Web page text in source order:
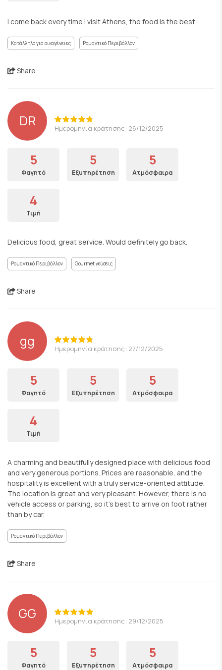
I come back every time i visit Athens, the food is the best.
Κατάλληλο για οικογένειες Ρομαντικό Περιβάλλον
Share
DR Ημερομηνία κράτησης: 26/12/2025
5
Φαγητό
5
Εξυπηρέτηση
5
Ατμόσφαιρα
4
Τιμή
Delicious food, great service. Would definitely go back.
Ρομαντικό Περιβάλλον Gourmet γεύσεις
Share
gg Ημερομηνία κράτησης: 27/12/2025
5
Φαγητό
5
Εξυπηρέτηση
5
Ατμόσφαιρα
4
Τιμή
A charming and beautifully designed place with delicious food
and very generous portions. Prices are reasonable, and the
hospitality is excellent with a truly service-oriented attitude.
The location is great and very pleasant. However, there is no
vehicle access or parking, so it’s best to arrive on foot rather
than by car.
Ρομαντικό Περιβάλλον
Share
GG Ημερομηνία κράτησης: 29/12/2025
5
Φαγητό
5
Εξυπηρέτηση
5
Ατμόσφαιρα